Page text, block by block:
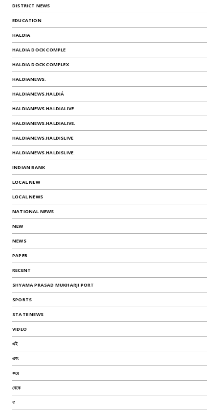
DISTRICT NEWS
EDUCATION
HALDIA
HALDIA DOCK COMPLE
HALDIA DOCK COMPLEX
HALDIANEWS.
HALDIANEWS.HALDIÁ
HALDIANEWS.HALDIALIVE
HALDIANEWS.HALDIALIVE.
HALDIANEWS.HALDISLIVE
HALDIANEWS.HALDISLIVE.
INDIAN BANK
LOCAL NEW
LOCAL NEWS
NATIONAL NEWS
NEW
NEWS
PAPER
RECENT
SHYAMA PRASAD MUKHARJI PORT
SPORTS
STATE NEWS
VIDEO
এই
এবং
করে
থেকে
ধ